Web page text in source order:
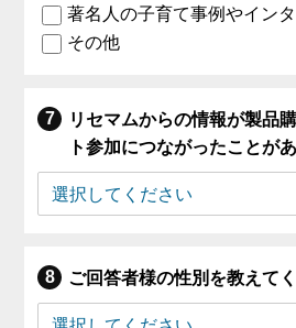
著名人の子育て事例やイン
その他
リセマムからの情報が製品
ト参加につながったことが
ご回答者様の性別を教えてく